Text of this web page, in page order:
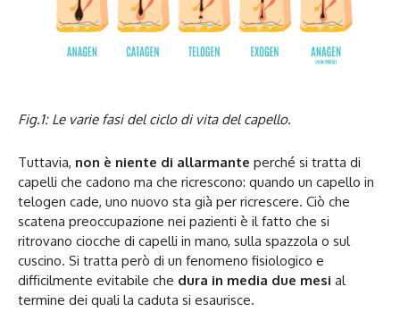
Fig.1: Le varie fasi del ciclo di vita del capello.
Tuttavia, non è niente di allarmante perché si tratta di
capelli che cadono ma che ricrescono: quando un capello in
telogen cade, uno nuovo sta già per ricrescere. Ciò che
scatena preoccupazione nei pazienti è il fatto che si
ritrovano ciocche di capelli in mano, sulla spazzola o sul
cuscino. Si tratta però di un fenomeno fisiologico e
difficilmente evitabile che dura in media due mesi al
termine dei quali la caduta si esaurisce.